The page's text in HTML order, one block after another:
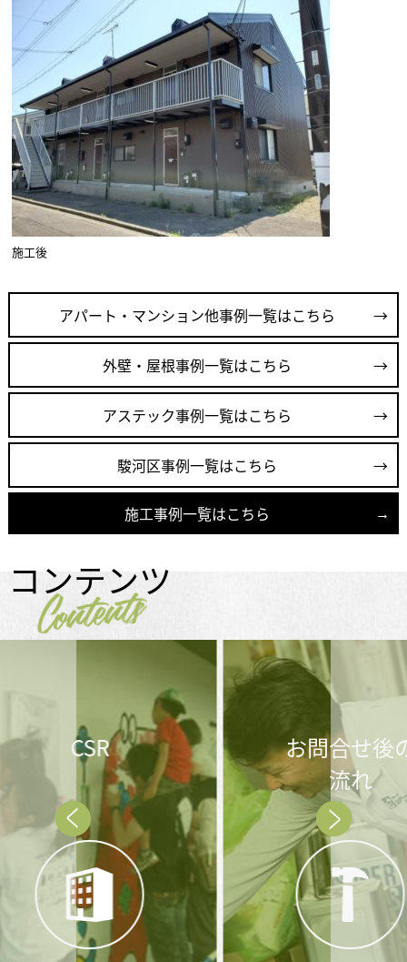
施工後
アパート・マンション他事例一覧はこちら
外壁・屋根事例一覧はこちら
アステック事例一覧はこちら
駿河区事例一覧はこちら
施工事例一覧はこちら
コンテンツ
Contents
お問合せ後の
流れ
メ
Prev Next